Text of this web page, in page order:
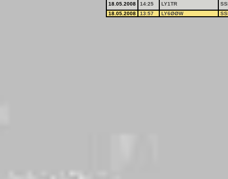
18.05.2008
14:25 LY1TR
18.05.2008
13:57 LY6ØØW